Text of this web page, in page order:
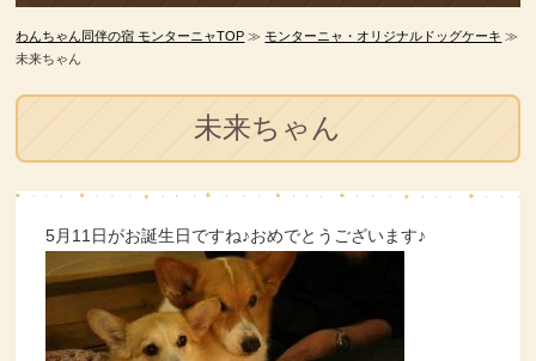
わんちゃん同伴の宿 モンターニャTOP ≫モンターニャ・オリジナルドッグケーキ ≫
未来ちゃん
未来ちゃん
5月11日がお誕生日ですね♪おめでとうございます♪